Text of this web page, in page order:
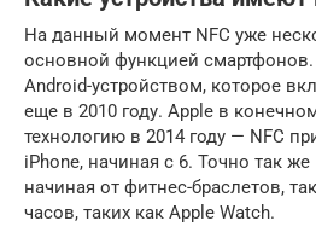
На данный момент NFC уже
основной функцией
Android-устройством, которое
еще в 2010 году. Apple в
технологию в 2014 году — NFC
iPhone, начиная с 6. Точно так
начиная от фитнес-браслетов,
часов, таких как Apple Watch.